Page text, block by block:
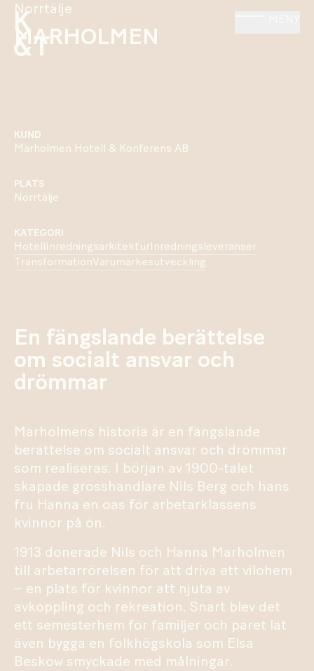
Norrtälje
MARHOLMEN
KUND
Marholmen Hotell & Konferens AB
PLATS
Norrtälje
KATEGORI
Hotell Inredningsarkitektur Inredningsleveranser
TransformationVarumärkesutveckling
En fängslande berättelse
om socialt ansvar och
drömmar
Marholmens historia är en fängslande
berättelse om socialt ansvar och drömmar
som realiseras. I början av 1900-talet
skapade grosshandlare Nils Berg och hans
fru Hanna en oas för arbetarklassens
kvinnor på ön.
1913 donerade Nils och Hanna Marholmen
till arbetarrörelsen för att driva ett vilohem
– en plats för kvinnor att njuta av
avkoppling och rekreation. Snart blev det
ett semesterhem för familjer och paret lät
även bygga en folkhögskola som Elsa
Beskow smyckade med målningar.